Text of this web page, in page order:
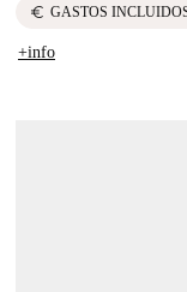
euro GASTOS
+info